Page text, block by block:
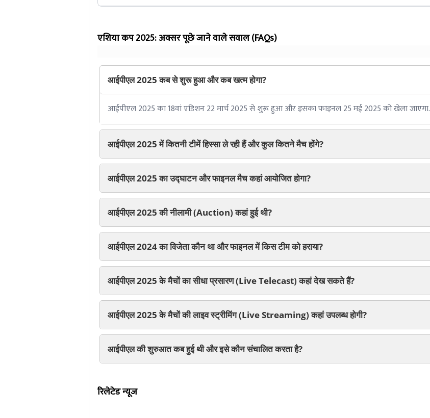
एशिया कप 2025: अक्सर पूछे जाने वाले सवाल (FAQs)
आईपीएल 2025 कब से शुरू हुआ और कब खत्म होगा?
आईपीएल 2025 का 18वां एडिशन 22 मार्च 2025 से शुरू हुआ और इसका फाइनल 25 मई 2025 को खेला जाएगा.
आईपीएल 2025 में कितनी टीमें हिस्सा ले रही हैं और कुल कितने मैच होंगे?
आईपीएल 2025 का उद्घाटन और फाइनल मैच कहां आयोजित होगा?
आईपीएल 2025 की नीलामी (Auction) कहां हुई थी?
आईपीएल 2024 का विजेता कौन था और फाइनल में किस टीम को हराया?
आईपीएल 2025 के मैचों का सीधा प्रसारण (Live Telecast) कहां देख सकते हैं?
आईपीएल 2025 के मैचों की लाइव स्ट्रीमिंग (Live Streaming) कहां उपलब्ध होगी?
आईपीएल की शुरुआत कब हुई थी और इसे कौन संचालित करता है?
रिलेटेड न्यूज